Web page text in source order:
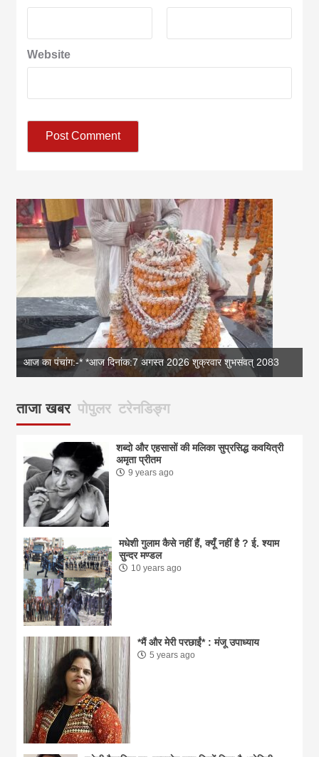
Website
आज का पंचांग:-* *आज दिनांक:7 अगस्त 2026 शुक्रवार शुभसंवत् 2083
ताजा खबर पोपुलर टरेनडिङ्ग
शब्दो और एहसासों की मलिका सुप्रसिद्ध कवयित्री
अमृता प्रीतम
9 years ago
मधेशी गुलाम कैसे नहीं हैं, क्यूँ नहीं है ? ई. श्याम
सुन्दर मण्डल
10 years ago
*मैं और मेरी परछाईं* : मंजू उपाध्याय
5 years ago